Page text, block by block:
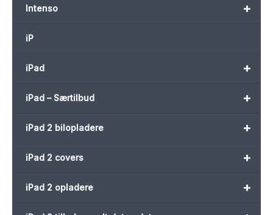
+
Intenso
iP
+
iPad
+
iPad – Særtilbud
+
iPad 2 bilopladere
+
iPad 2 covers
+
iPad 2 opladere